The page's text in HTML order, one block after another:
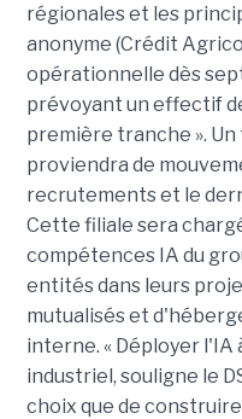
régionales et les
anonyme (Crédit
opérationnelle dès
prévoyant un effectif
première tranche ».
proviendra de
recrutements et le
Cette filiale sera
compétences IA du
entités dans leurs
mutualisés et
interne. « Déployer l'IA
industriel, souligne le
choix que de